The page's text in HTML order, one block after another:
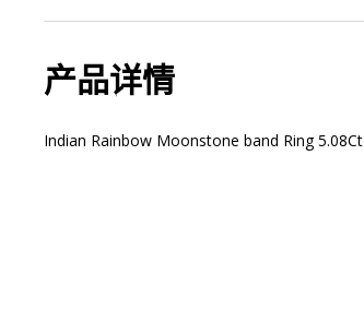
产品详情
Indian Rainbow Moonstone band Ring 5.08Ct